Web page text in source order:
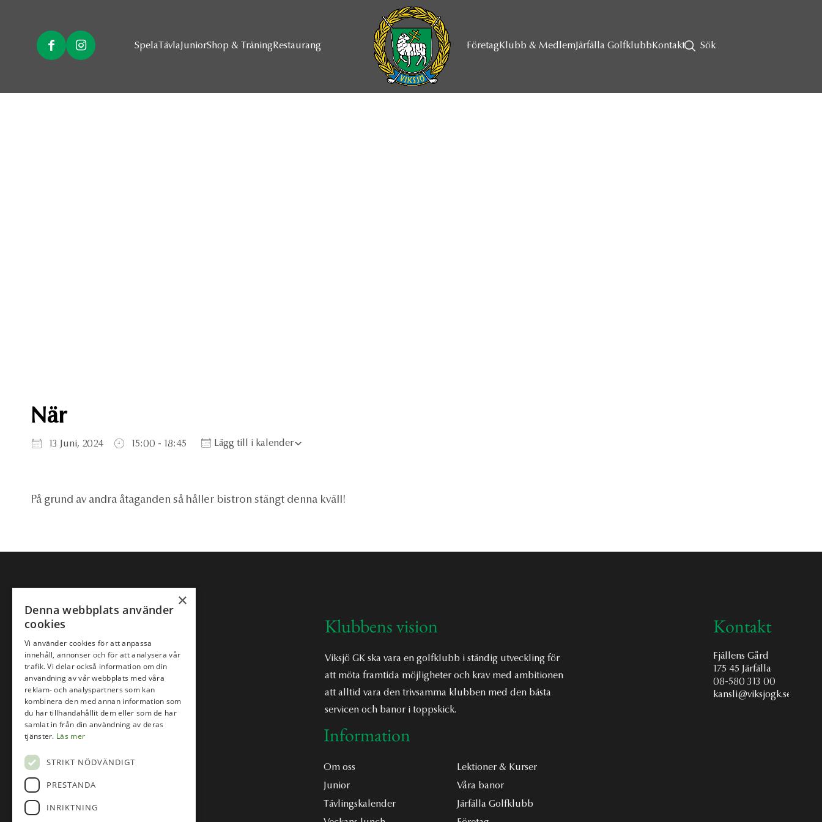
FöretagKlubb & MedlemJärfälla Golfklubb Kontakt Sök
SpelaTävlaJuniorShop & TräningRestaurang
När
13 Juni, 2024 15:00 - 18:45 Lägg till i kalender
Ladda ner ICS
På grund av andra åtaganden så håller bistron stängt denna kväll!
Klubbens vision
Viksjö GK ska vara en golfklubb i ständig utveckling för
att möta framtida möjligheter och krav med ambitionen
att alltid vara den trivsamma klubben med den bästa
servicen och banor i toppskick.
Kontakt
Fjällens Gård
175 45 Järfälla
08-580 313 00
kansli@viksjogk.se
Följ oss på
Instagram
Information
Om oss
Lektioner & Kurser
Junior
Våra banor
Tävlingskalender
Järfälla Golfklubb
×
Denna webbplats använder
cookies
Vi använder cookies för att anpassa
innehåll, annonser och för att analysera vår
trafik. Vi delar också information om din
användning av vår webbplats med våra
reklam- och analyspartners som kan
kombinera den med annan information som
du har tillhandahållit dem eller som de har
samlat in från din användning av deras
tjänster. Läs mer
STRIKT NÖDVÄNDIGT
PRESTANDA
INRIKTNING